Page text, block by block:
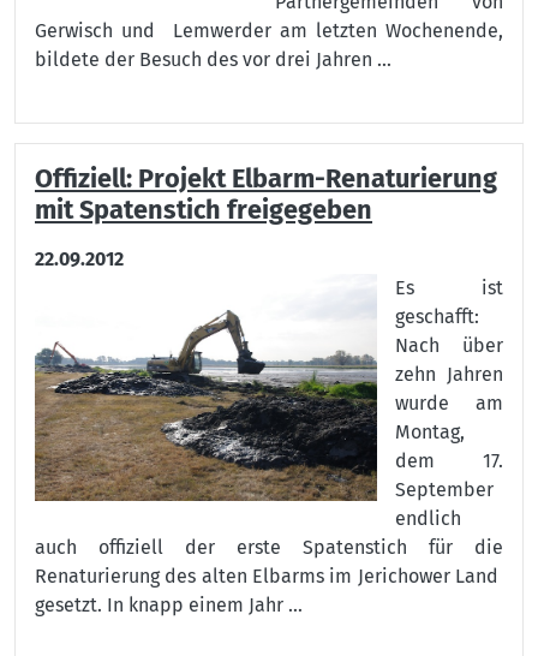
Gerwisch und Lemwerder am letzten Wochenende,
bildete der Besuch des vor drei Jahren ...
Offiziell: Projekt Elbarm-Renaturierung
mit Spatenstich freigegeben
22.09.2012
Es ist
geschafft:
Nach über
zehn Jahren
wurde am
Montag,
dem 17.
September
endlich
auch offiziell der erste Spatenstich für die
Renaturierung des alten Elbarms im Jerichower Land
gesetzt. In knapp einem Jahr ...